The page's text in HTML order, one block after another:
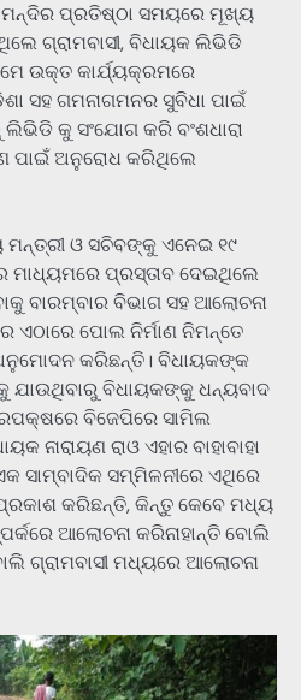
ମନ୍ଦିର ପ୍ରତିଷ୍ଠା ସମୟରେ ମୂଖ୍ୟ
ଗ୍ରାମବାସୀ, ବିଧାୟକ ଲିଭିଡି
ଉକ୍ତ କାର୍ଯ୍ୟକ୍ରମରେ
ସ‌ହ ଗମନାଗମନର ସୁବିଧା ପାଇଁ
କୁ ସଂଯୋଗ କରି ବଂଶଧାରା
ପାଇଁ ଅନୁରୋଧ କରିଥିଲେ
ମନ୍ତ୍ରୀ ଓ ସଚିବଙ୍କୁ ଏନେଇ ୧୯
ମାଧ୍ୟମରେ ପ୍ରସ୍ତାବ ଦେଇଥିଲେ
ବାରମ୍ବାର ବିଭାଗ ସହ ଆଲୋଚନା
ଏଠାରେ ପୋଲ ନିର୍ମାଣ ନିମନ୍ତେ
କରିଛନ୍ତି। ବିଧାୟକଙ୍କ
ଯାଉଥିବାରୁ ବିଧାୟକଙ୍କୁ ଧନ୍ୟବାଦ
ବିଜେପିରେ ସାମିଲ
ନାରାୟଣ ରାଓ ଏହାର ବାହାବାହା
ସାମ୍ବାଦିକ ସମ୍ମିଳନୀରେ ଏଥିରେ
କରିଛନ୍ତି, କିନ୍ତୁ କେବେ ମଧ୍ୟ
ଆଲୋଚନା କରିନାହାନ୍ତି ବୋଲି
ଗ୍ରାମବାସୀ ମଧ୍ୟରେ ଆଲୋଚନା